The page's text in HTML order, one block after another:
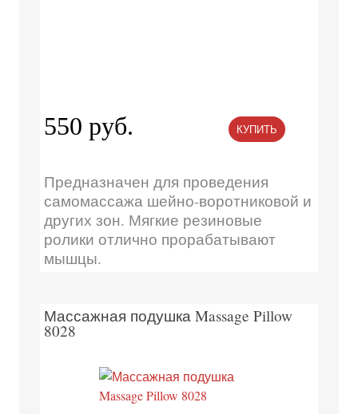
550 руб. КУПИТЬ
Предназначен для проведения
самомассажа шейно-воротниковой и
других зон. Мягкие резиновые
ролики отлично прорабатывают
мышцы.
Массажная подушка Massage Pillow
8028